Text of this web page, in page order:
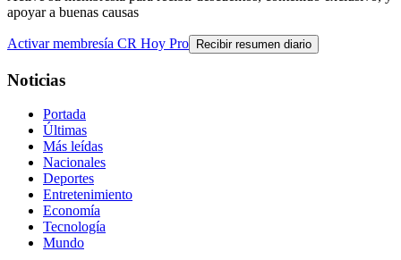
apoyar a buenas causas
Activar membresía CR Hoy Pro Recibir resumen diario
Noticias
Portada
Últimas
Más leídas
Nacionales
Deportes
Entretenimiento
Economía
Tecnología
Mundo